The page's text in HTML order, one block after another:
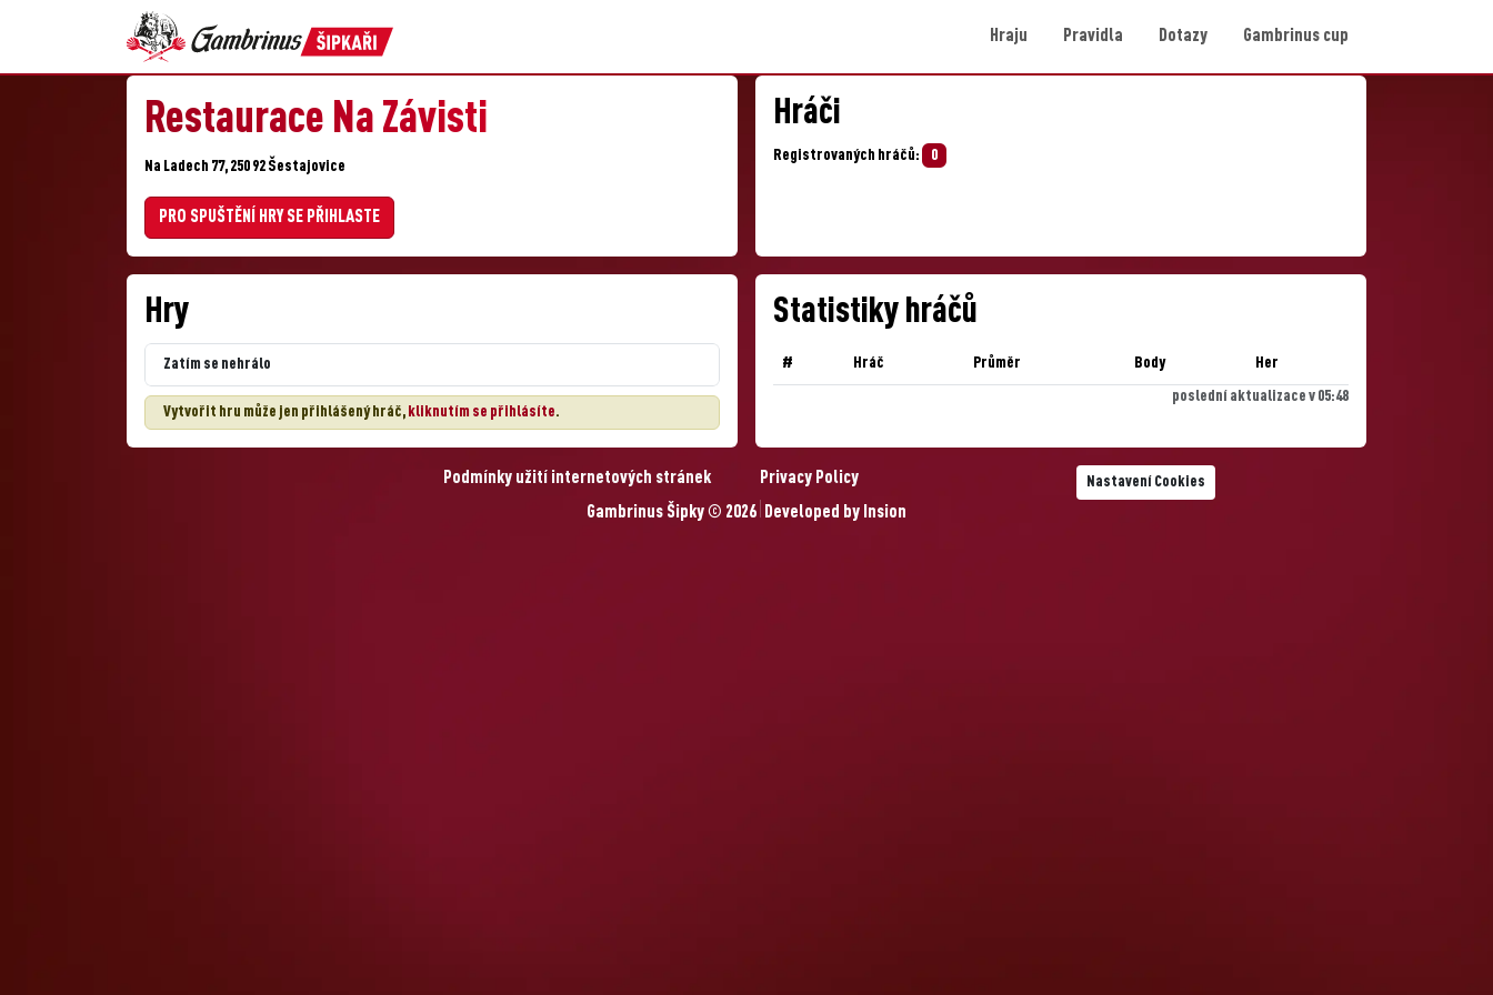
Hraju Pravidla Dotazy Gambrinus cup
Restaurace Na Závisti
Na Ladech 77, 250 92 Šestajovice
PRO SPUŠTĚNÍ HRY SE PŘIHLASTE
Hráči
Registrovaných hráčů: 0
Hry
Zatím se nehrálo
Vytvořit hru může jen přihlášený hráč, kliknutím se přihlásíte.
Statistiky hráčů
# Hráč Průměr Body Her
poslední aktualizace v 05:48
Podmínky užití internetových stránek Privacy Policy Nastavení Cookies
Gambrinus Šipky © 2026 Developed by Insion